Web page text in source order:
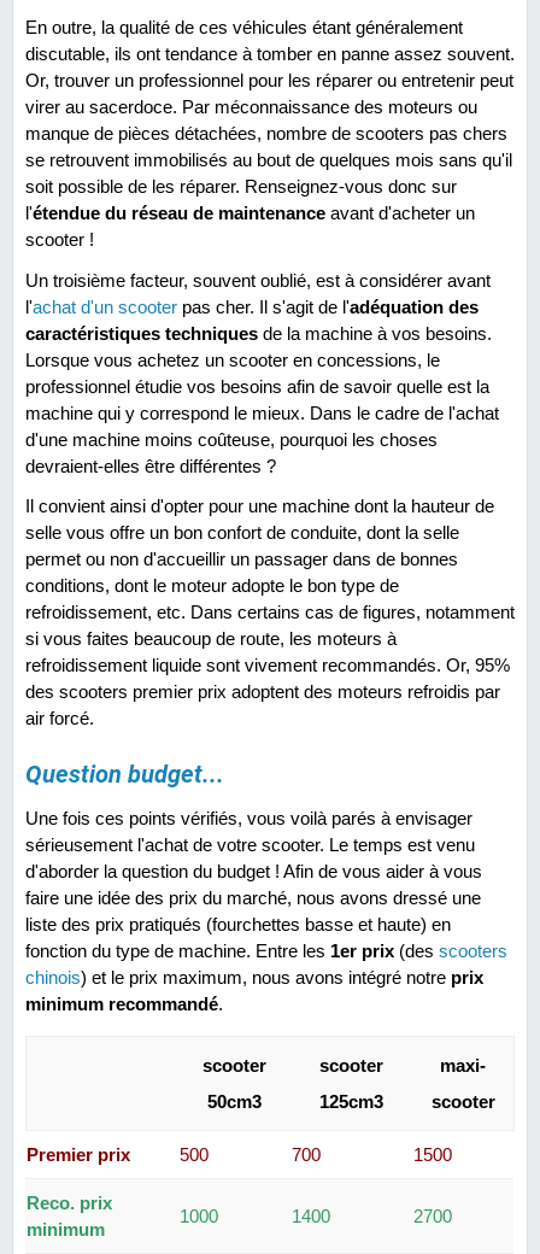
En outre, la qualité de ces véhicules étant généralement
discutable, ils ont tendance à tomber en panne assez souvent.
Or, trouver un professionnel pour les réparer ou entretenir peut
virer au sacerdoce. Par méconnaissance des moteurs ou
manque de pièces détachées, nombre de scooters pas chers
se retrouvent immobilisés au bout de quelques mois sans qu'il
soit possible de les réparer. Renseignez-vous donc sur
l'étendue du réseau de maintenance avant d'acheter un
scooter !
Un troisième facteur, souvent oublié, est à considérer avant
l'achat d'un scooter pas cher. Il s'agit de l'adéquation des
caractéristiques techniques de la machine à vos besoins.
Lorsque vous achetez un scooter en concessions, le
professionnel étudie vos besoins afin de savoir quelle est la
machine qui y correspond le mieux. Dans le cadre de l'achat
d'une machine moins coûteuse, pourquoi les choses
devraient-elles être différentes ?
Il convient ainsi d'opter pour une machine dont la hauteur de
selle vous offre un bon confort de conduite, dont la selle
permet ou non d'accueillir un passager dans de bonnes
conditions, dont le moteur adopte le bon type de
refroidissement, etc. Dans certains cas de figures, notamment
si vous faites beaucoup de route, les moteurs à
refroidissement liquide sont vivement recommandés. Or, 95%
des scooters premier prix adoptent des moteurs refroidis par
air forcé.
Question budget...
Une fois ces points vérifiés, vous voilà parés à envisager
sérieusement l'achat de votre scooter. Le temps est venu
d'aborder la question du budget ! Afin de vous aider à vous
faire une idée des prix du marché, nous avons dressé une
liste des prix pratiqués (fourchettes basse et haute) en
fonction du type de machine. Entre les 1er prix (des scooters
chinois) et le prix maximum, nous avons intégré notre prix
minimum recommandé.
scooter
50cm3
scooter
125cm3
maxi-
scooter
Premier prix 500 700 1500
Reco. prix
minimum
1000 1400 2700